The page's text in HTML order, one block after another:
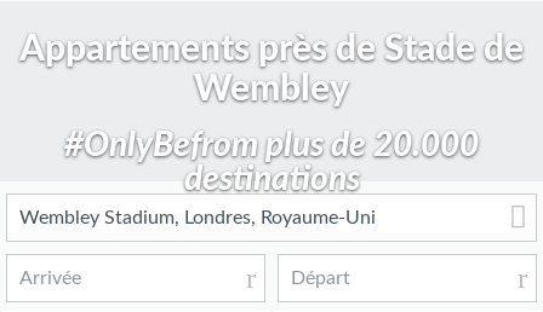
Appartements près de Stade de
Wembley
#OnlyBefrom plus de 20.000
destinations